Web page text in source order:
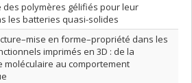
des polymères gélifiés pour leur
les batteries quasi-solides
en forme–propriété dans les
imprimés en 3D : de la
moléculaire au comportement